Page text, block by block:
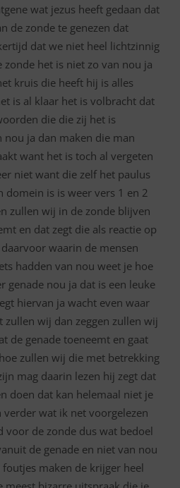
wat jezus heeft gedaan dat
de zonde te genezen dat
dat we niet heel lichtzinnig
het is niet zo van nou ja
kruis die heeft hij is alles
is al klaar het is volbracht dat
die die zij het is
ja dan maken die man
want het is toch al vergeten
niet want die zelf het paulus
domein is is weer vers 1 en 2
zullen wij in de zonde blijven
en dat zegt die als reactie op
waarin de mensen
hadden van nou weet je hoe
genade nou ja dat is een leuke
hiervan ja wacht even waar
zullen wij dan zeggen zullen wij
de genade toeneemt en gaat
zullen wij die met betrekking
mag daarin lezen hij zegt dat
doen dat kan helemaal niet je
verder wat ik net voorgelezen
voor de zonde dus wat bedoel
de genade en niet van nou
maken de krijger heel